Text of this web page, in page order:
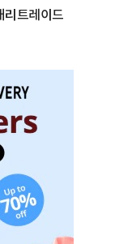
리트레이드